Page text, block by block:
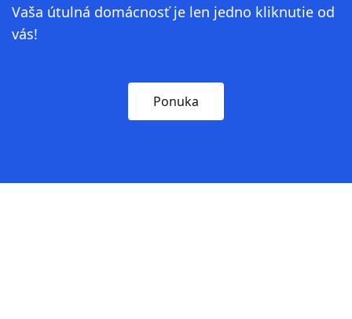
Vaša útulná domácnosť je len jedno kliknutie od
vás!
Ponuka